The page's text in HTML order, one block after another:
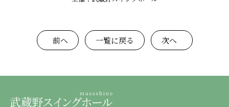
前へ 一覧に戻る 次へ